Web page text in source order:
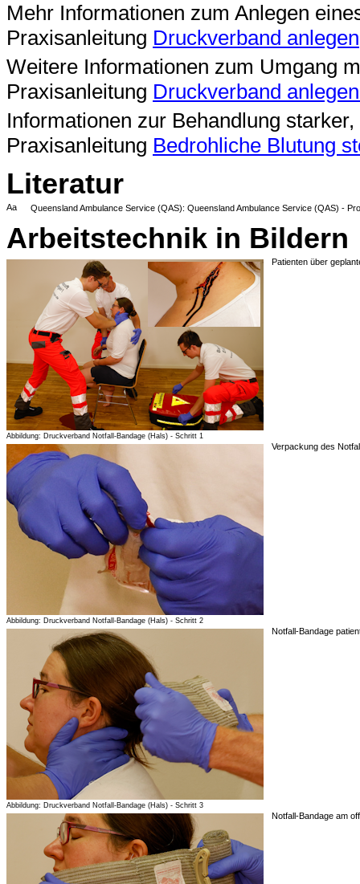
Mehr Informationen zum Anlegen
Praxisanleitung Druckverband anlegen
Weitere Informationen zum Umgang
Praxisanleitung Druckverband
Informationen zur Behandlung
Praxisanleitung Bedrohliche Blutung
Literatur
Aa Queensland Ambulance Service (QAS): Queensland Ambulance Service (QAS) -
Arbeitstechnik in Bildern
Abbildung: Druckverband Notfall-Bandage (Hals) - Schritt 1
Patienten über
Abbildung: Druckverband Notfall-Bandage (Hals) - Schritt 2
Verpackung des
Abbildung: Druckverband Notfall-Bandage (Hals) - Schritt 3
Notfall-Bandage
Notfall-Bandage am